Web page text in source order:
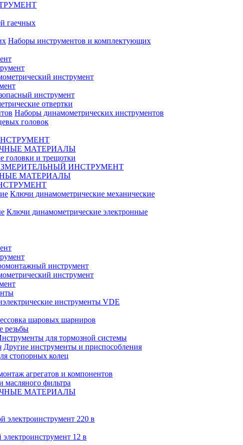
гаечных
Наборы инструментов и комплектующих
инструмент
инструмент
отвертки
Наборы динамометрических инструментов
головок
МАТЕРИАЛЫ
головки и трещотки
ИНСТРУМЕНТ
МАТЕРИАЛЫ
Ключи динамометрические механические
Ключи динамометрические электронные
инструмент
инструмент
инструменты VDE
шаровых шарниров
резьбы
для тормозной системы
Другие инструменты и приспособления
стопорных колец
агрегатов и компонентов
масляного фильтра
МАТЕРИАЛЫ
электроинструмент 220 в
электроинструмент 12 в